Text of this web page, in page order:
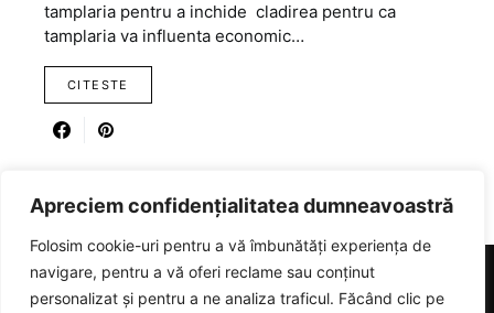
Apreciem confidențialitatea dumneavoastră
Folosim cookie-uri pentru a vă îmbunătăți experiența de
navigare, pentru a vă oferi reclame sau conținut
personalizat și pentru a ne analiza traficul. Făcând clic pe
tamplaria pentru a inchide cladirea pentru ca
tamplaria va influenta economic…
CITESTE